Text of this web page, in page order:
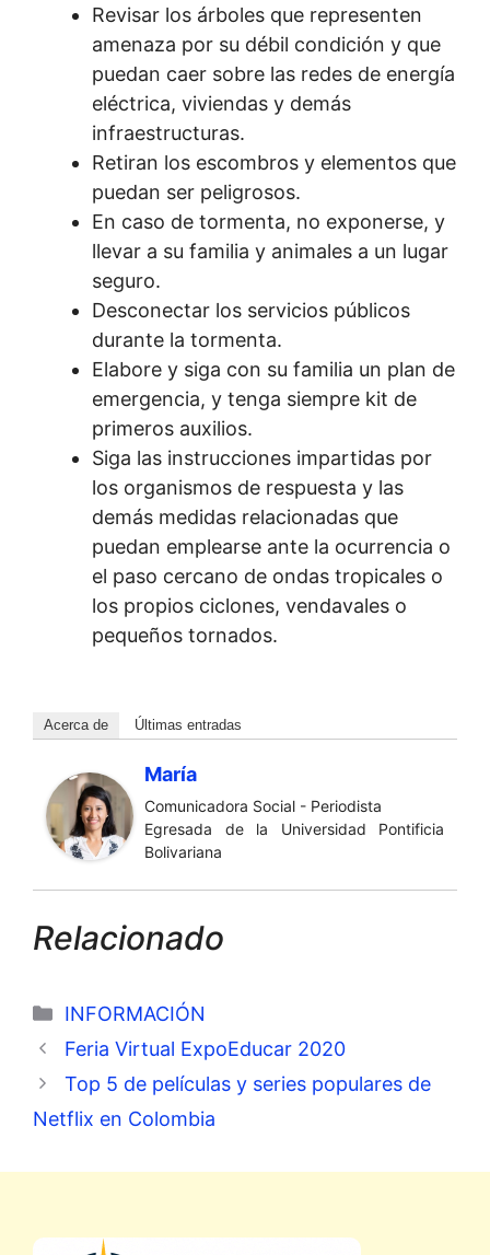
Revisar los árboles que representen
amenaza por su débil condición y que
puedan caer sobre las redes de energía
eléctrica, viviendas y demás
infraestructuras.
Retiran los escombros y elementos que
puedan ser peligrosos.
En caso de tormenta, no exponerse, y
llevar a su familia y animales a un lugar
seguro.
Desconectar los servicios públicos
durante la tormenta.
Elabore y siga con su familia un plan de
emergencia, y tenga siempre kit de
primeros auxilios.
Siga las instrucciones impartidas por
los organismos de respuesta y las
demás medidas relacionadas que
puedan emplearse ante la ocurrencia o
el paso cercano de ondas tropicales o
los propios ciclones, vendavales o
pequeños tornados.
Acerca de Últimas entradas
María
Comunicadora Social - Periodista
Egresada de la Universidad Pontificia
Bolivariana
Relacionado
Categorías
INFORMACIÓN
Feria Virtual ExpoEducar 2020
Top 5 de películas y series populares de
Netflix en Colombia